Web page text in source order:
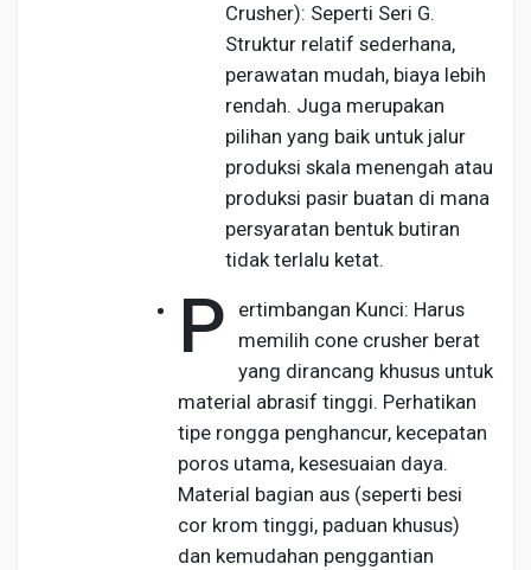
Crusher): Seperti Seri G.
Struktur relatif sederhana,
perawatan mudah, biaya lebih
rendah. Juga merupakan
pilihan yang baik untuk jalur
produksi skala menengah atau
produksi pasir buatan di mana
persyaratan bentuk butiran
tidak terlalu ketat.
P
ertimbangan Kunci: Harus
memilih cone crusher berat
yang dirancang khusus untuk
material abrasif tinggi. Perhatikan
tipe rongga penghancur, kecepatan
poros utama, kesesuaian daya.
Material bagian aus (seperti besi
cor krom tinggi, paduan khusus)
dan kemudahan penggantian